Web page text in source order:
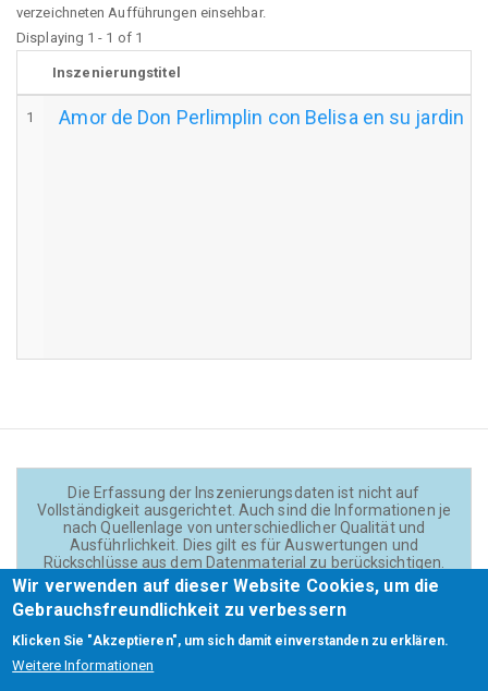
verzeichneten Aufführungen einsehbar.
Displaying 1 - 1 of 1
Inszenierungstitel
1 Amor de Don Perlimplin con Belisa en su jardin
Die Erfassung der Inszenierungsdaten ist nicht auf
Vollständigkeit ausgerichtet. Auch sind die Informationen je
nach Quellenlage von unterschiedlicher Qualität und
Ausführlichkeit. Dies gilt es für Auswertungen und
Rückschlüsse aus dem Datenmaterial zu berücksichtigen.
Daten und Texte auf der Website sind - wenn nicht anders
angegeben - lizensiert unterCC BY 4.0(Creator:
Theadok.at).
Wir verwenden auf dieser Website Cookies, um die
Gebrauchsfreundlichkeit zu verbessern
Klicken Sie "Akzeptieren", um sich damit einverstanden zu erklären.
Weitere Informationen